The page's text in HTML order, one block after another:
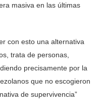
masiva en las últimas
con esto una alternativa
trata de personas,
precisamente por la
que no escogieron
de supervivencia”